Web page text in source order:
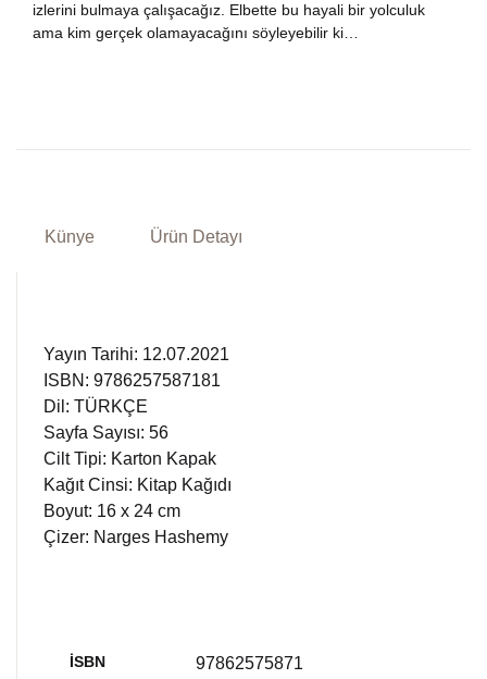
izlerini bulmaya çalışacağız. Elbette bu hayali bir yolculuk
ama kim gerçek olamayacağını söyleyebilir ki…
Künye Ürün Detayı
Yayın Tarihi: 12.07.2021
ISBN: 9786257587181
Dil: TÜRKÇE
Sayfa Sayısı: 56
Cilt Tipi: Karton Kapak
Kağıt Cinsi: Kitap Kağıdı
Boyut: 16 x 24 cm
Çizer: Narges Hashemy
İSBN
97862575871